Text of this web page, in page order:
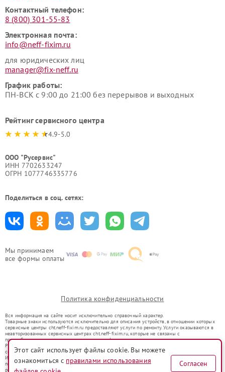
Мы принимаем
все формы оплаты
Контактный телефон:
8 (800) 301-55-83
Электронная почта:
info@neff-fixim.ru
для юридических лиц
manager@fix-neff.ru
График работы:
ПН-ВСК с 9:00 до 21:00 без перерывов и выходных
Рейтинг сервисного центра
4.9-5.0
ООО "Русервис"
ИНН 7702633247
ОГРН 1077746335776
Поделиться в соц. сетях:
Политика конфиденциальности
Вся информация на сайте носит исключительно справочный характер.
Товарные знаки используются исключительно для описания устройств, в отношении которых
сервисные центры cht.neff-fixim.ru предоставляют услуги по ремонту. Услуги оказываются в
неавторизованных сервисных центрах cht.neff-fixim.ru, которые не связаны с
правообладателями товарных знаков или их официальными представителями.
Ремонт осуществляется для устройств, уже введенных в гражданский оборот в соответствии
со статьей 1487 ГК РФ.
Использование товарных знаков не преследует цели индивидуализации услуг или введения
потребителей в заблуждение, а служит для информирования о предоставляемых услугах по
ремонту техники указанных брендов.
Этот сайт использует файлы cookie. Вы можете
ознакомиться с правилами использования
Согласен